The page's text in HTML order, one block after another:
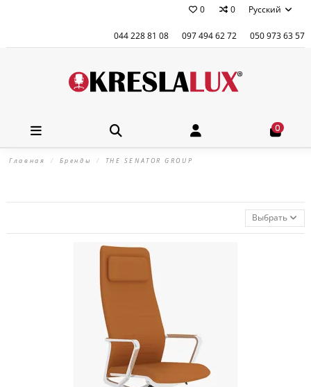
0 0 Русский
044 228 81 08 097 494 62 72 050 973 63 57
0
Главная Бренды THE SENATOR GROUP
Выбрать